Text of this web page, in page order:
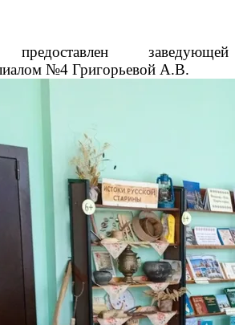
заведующей
№4 Григорьевой А.В.